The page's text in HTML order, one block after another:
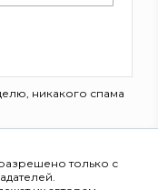
никакого спама
только с